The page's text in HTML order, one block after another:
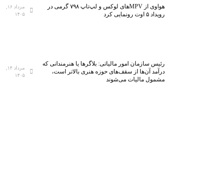
هواوی از MPVهای لوکس و لپ‌تاپ ۷۹۸ گرمی در
رویداد ۵ اوت رونمایی کرد
۱۴۰۵
رئیس سازمان امور مالیاتی: بلاگر‌ها یا هنرمندانی که
درآمد آن‌ها از سقف‌های حوزه هنری بالاتر است،
مشمول مالیات می‌شوند
۱۴۰۵